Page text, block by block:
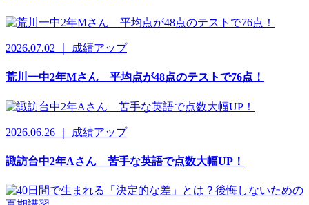
2026.07.02 ｜ 成績アップ
荒川一中2年Mさん 平均点が48点のテストで76点！
2026.06.26 ｜ 成績アップ
諏訪台中2年Aさん 苦手な英語で点数大幅UP！